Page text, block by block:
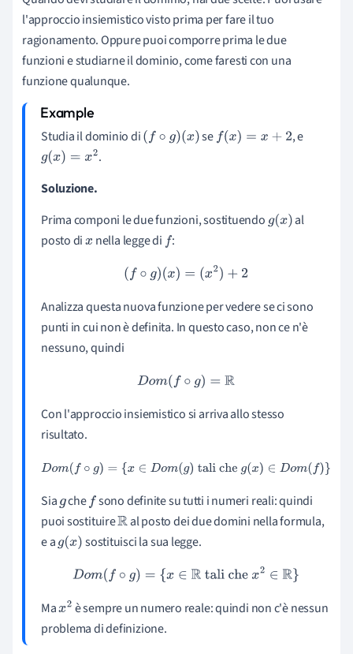
l'approccio insiemistico visto prima per fare il tuo
ragionamento. Oppure puoi comporre prima le due
funzioni e studiarne il dominio, come faresti con una
funzione qualunque.
Studia il dominio di(f∘ g)(x) sef(x)=x +2
, e
g(x)= x2
.
Soluzione.
Prima componi le due funzioni, sostituendog(x) al
posto dix nella legge di f :
(f∘g)(x )=( x2)+2
Analizza questa nuova funzione per vedere se ci sono
punti in cui non è definita. In questo caso, non ce n'è
nessuno, quindi
Dom(f∘g)=R
Con l'approccio insiemistico si arriva allo stesso
risultato.
Dom(f ∘g )={x ∈ Dom(g)tali cheg(x)∈D om(f)}
Siagchef sono definite su tutti i numeri reali: quindi
puoi sostituireR al posto dei due domini nella formula,
e ag(x) sostituisci la sua legge.
Dom(f∘g) ={x∈R tali chex2∈R}
Max2 è sempre un numero reale: quindi non c'è nessun
problema di definizione.